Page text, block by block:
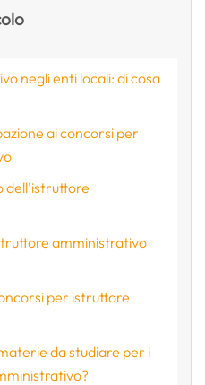
negli enti locali: di cosa
ai concorsi per
dell’istruttore
amministrativo
per istruttore
da studiare per i